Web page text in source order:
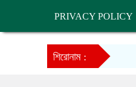
PRIVACY POLICY
শিরোনাম :